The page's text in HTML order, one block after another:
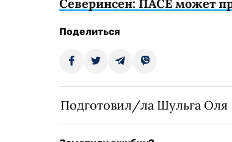
Северинсен: ПАСЕ может
Поделиться
Подготовил/ла Шульга Оля